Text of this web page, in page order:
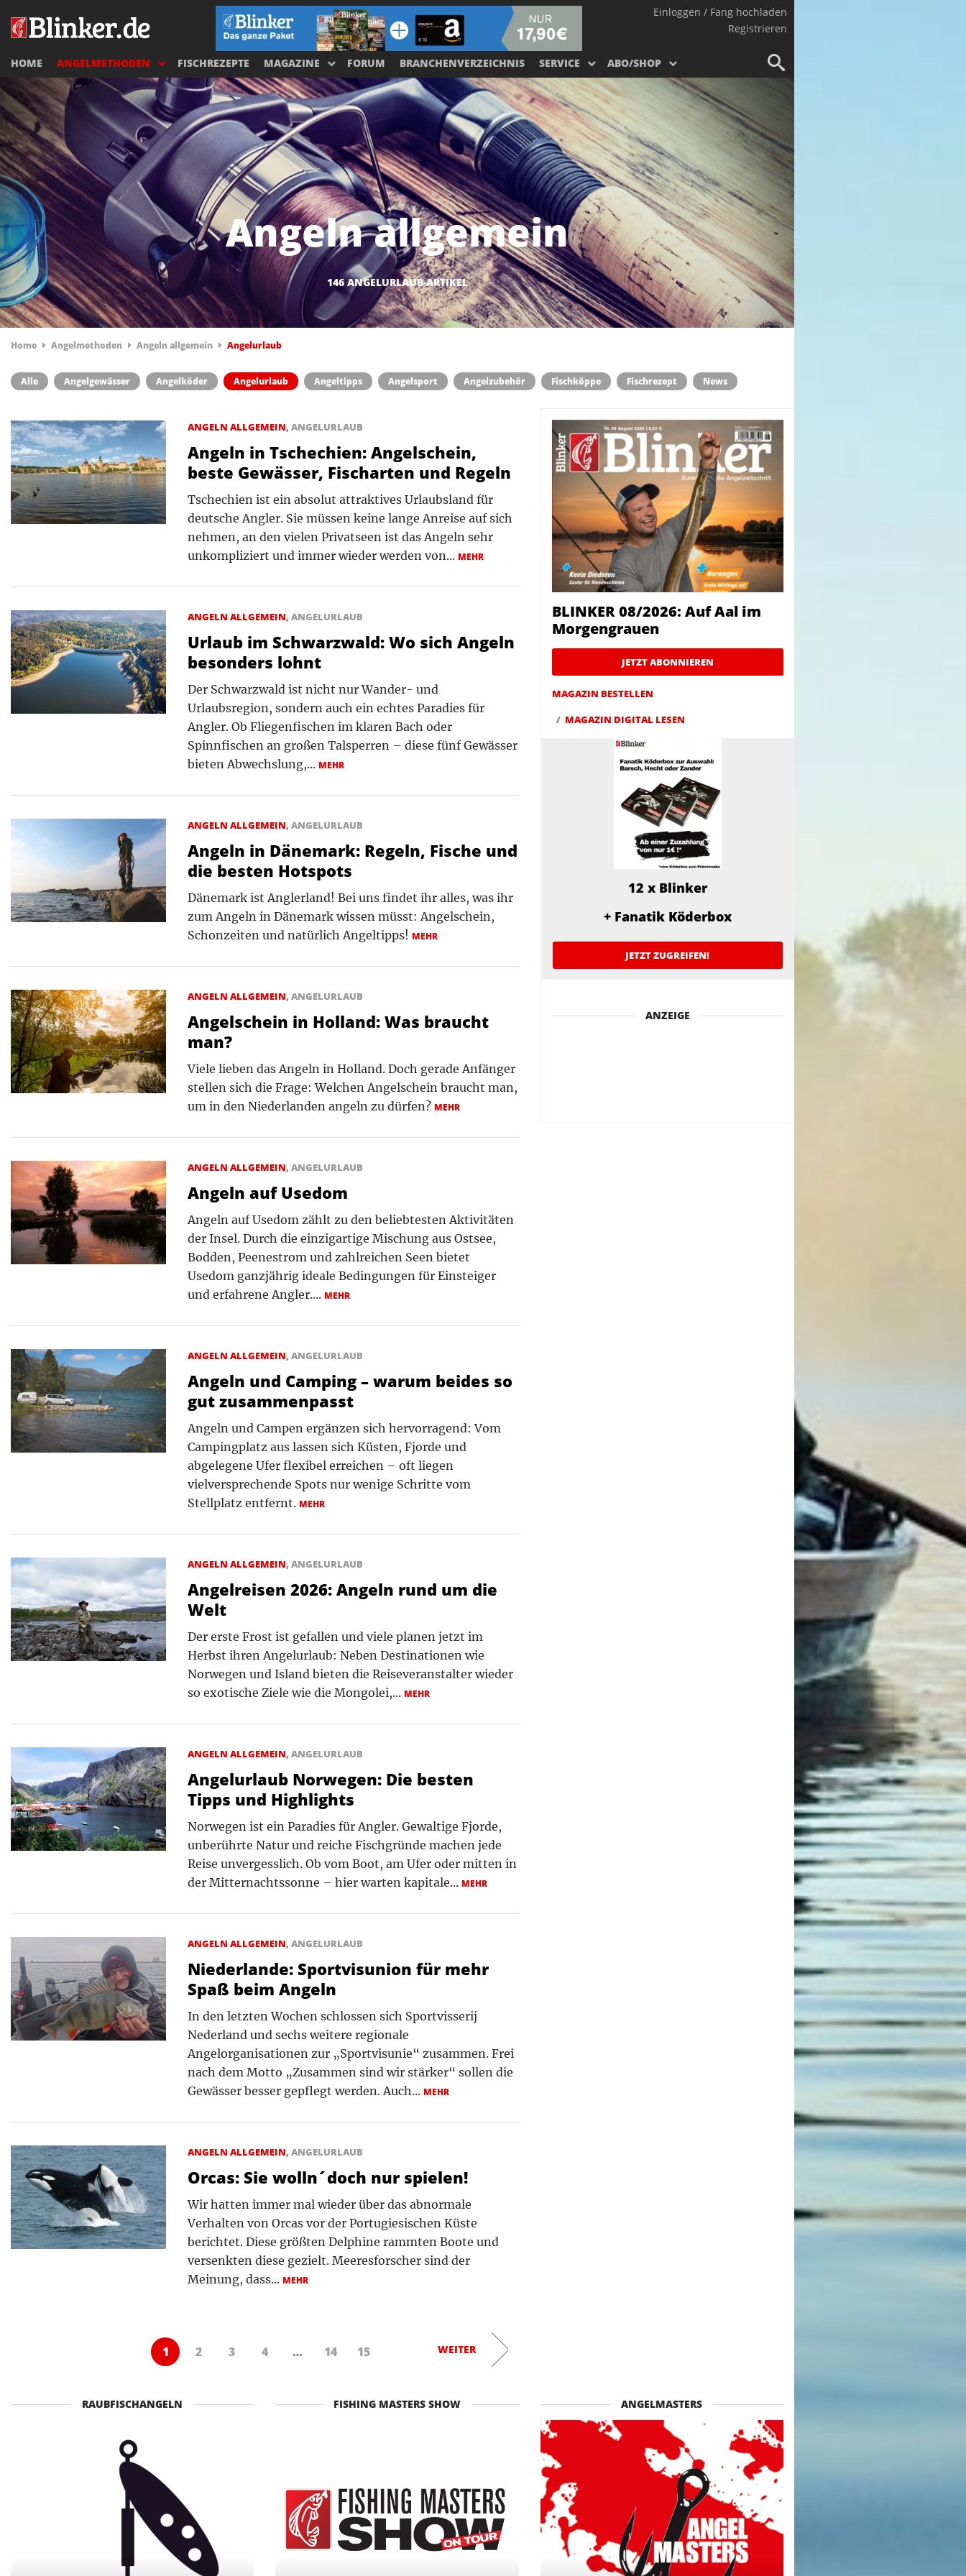
Einloggen / Fang hochladen
Registrieren
HOME ANGELMETHODEN FISCHREZEPTE MAGAZINE FORUM BRANCHENVERZEICHNIS SERVICE ABO/SHOP
Angeln allgemein
146 ANGELURLAUB-ARTIKEL
Home Angelmethoden Angeln allgemein Angelurlaub
Alle Angelgewässer Angelköder Angelurlaub Angeltipps Angelsport Angelzubehör Fischköppe Fischrezept News
ANGELN ALLGEMEIN, ANGELURLAUB
Angeln in Tschechien: Angelschein,
beste Gewässer, Fischarten und Regeln
Tschechien ist ein absolut attraktives Urlaubsland für
deutsche Angler. Sie müssen keine lange Anreise auf sich
nehmen, an den vielen Privatseen ist das Angeln sehr
unkompliziert und immer wieder werden von... MEHR
ANGELN ALLGEMEIN, ANGELURLAUB
Urlaub im Schwarzwald: Wo sich Angeln
besonders lohnt
Der Schwarzwald ist nicht nur Wander- und
Urlaubsregion, sondern auch ein echtes Paradies für
Angler. Ob Fliegenfischen im klaren Bach oder
Spinnfischen an großen Talsperren – diese fünf Gewässer
bieten Abwechslung,... MEHR
ANGELN ALLGEMEIN, ANGELURLAUB
Angeln in Dänemark: Regeln, Fische und
die besten Hotspots
Dänemark ist Anglerland! Bei uns findet ihr alles, was ihr
zum Angeln in Dänemark wissen müsst: Angelschein,
Schonzeiten und natürlich Angeltipps! MEHR
ANGELN ALLGEMEIN, ANGELURLAUB
Angelschein in Holland: Was braucht
man?
Viele lieben das Angeln in Holland. Doch gerade Anfänger
stellen sich die Frage: Welchen Angelschein braucht man,
um in den Niederlanden angeln zu dürfen? MEHR
ANGELN ALLGEMEIN, ANGELURLAUB
Angeln auf Usedom
Angeln auf Usedom zählt zu den beliebtesten Aktivitäten
der Insel. Durch die einzigartige Mischung aus Ostsee,
Bodden, Peenestrom und zahlreichen Seen bietet
Usedom ganzjährig ideale Bedingungen für Einsteiger
und erfahrene Angler.... MEHR
ANGELN ALLGEMEIN, ANGELURLAUB
Angeln und Camping – warum beides so
gut zusammenpasst
Angeln und Campen ergänzen sich hervorragend: Vom
Campingplatz aus lassen sich Küsten, Fjorde und
abgelegene Ufer flexibel erreichen – oft liegen
vielversprechende Spots nur wenige Schritte vom
Stellplatz entfernt. MEHR
ANGELN ALLGEMEIN, ANGELURLAUB
Angelreisen 2026: Angeln rund um die
Welt
Der erste Frost ist gefallen und viele planen jetzt im
Herbst ihren Angelurlaub: Neben Destinationen wie
Norwegen und Island bieten die Reiseveranstalter wieder
so exotische Ziele wie die Mongolei,... MEHR
ANGELN ALLGEMEIN, ANGELURLAUB
Angelurlaub Norwegen: Die besten
Tipps und Highlights
Norwegen ist ein Paradies für Angler. Gewaltige Fjorde,
unberührte Natur und reiche Fischgründe machen jede
Reise unvergesslich. Ob vom Boot, am Ufer oder mitten in
der Mitternachtssonne – hier warten kapitale... MEHR
ANGELN ALLGEMEIN, ANGELURLAUB
Niederlande: Sportvisunion für mehr
Spaß beim Angeln
In den letzten Wochen schlossen sich Sportvisserij
Nederland und sechs weitere regionale
Angelorganisationen zur „Sportvisunie“ zusammen. Frei
nach dem Motto „Zusammen sind wir stärker“ sollen die
Gewässer besser gepflegt werden. Auch... MEHR
ANGELN ALLGEMEIN, ANGELURLAUB
Orcas: Sie wolln´doch nur spielen!
Wir hatten immer mal wieder über das abnormale
Verhalten von Orcas vor der Portugiesischen Küste
berichtet. Diese größten Delphine rammten Boote und
versenkten diese gezielt. Meeresforscher sind der
Meinung, dass... MEHR
WEITER
1 2 3 4 … 14 15
BLINKER 08/2026: Auf Aal im
Morgengrauen
JETZT ABONNIEREN
MAGAZIN BESTELLEN
MAGAZIN DIGITAL LESEN
12 x Blinker
+ Fanatik Köderbox
JETZT ZUGREIFEN!
ANZEIGE
RAUBFISCHANGELN FISHING MASTERS SHOW ANGELMASTERS